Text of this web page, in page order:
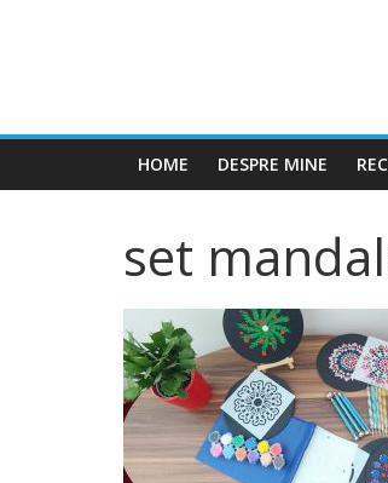
HOME DESPRE MINE
set